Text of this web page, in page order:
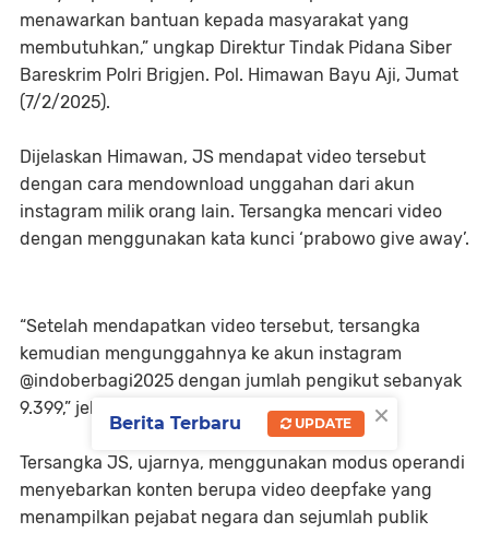
menawarkan bantuan kepada masyarakat yang
membutuhkan,” ungkap Direktur Tindak Pidana Siber
Bareskrim Polri Brigjen. Pol. Himawan Bayu Aji, Jumat
(7/2/2025).
Dijelaskan Himawan, JS mendapat video tersebut
dengan cara mendownload unggahan dari akun
instagram milik orang lain. Tersangka mencari video
dengan menggunakan kata kunci ‘prabowo give away’.
“Setelah mendapatkan video tersebut, tersangka
kemudian mengunggahnya ke akun instagram
@indoberbagi2025 dengan jumlah pengikut sebanyak
9.399,” jelas Direktur.
Tersangka JS, ujarnya, menggunakan modus operandi
menyebarkan konten berupa video deepfake yang
menampilkan pejabat negara dan sejumlah publik
×
Berita Terbaru UPDATE